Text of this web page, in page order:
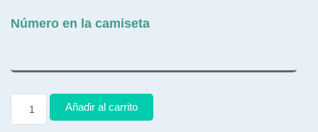
Número en la camiseta
Añadir al carrito